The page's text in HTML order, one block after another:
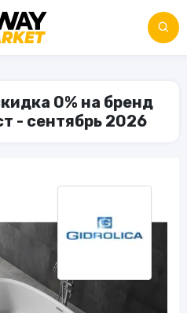
0% на бренд
- сентябрь 2026